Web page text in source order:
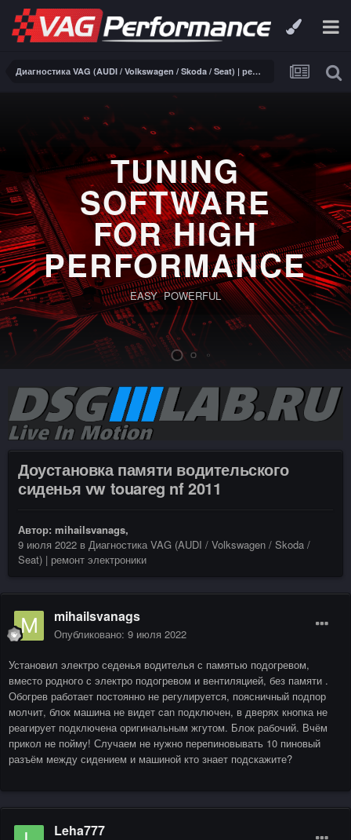
Диагностика VAG (AUDI / Volkswagen / Skoda / Seat) | ремонт электроники
TUNING
SOFTWARE
FOR HIGH
PERFORMANCE
EASY POWERFUL
Доустановка памяти водительского
сиденья vw touareg nf 2011
Автор: mihailsvanags,
9 июля 2022 в Диагностика VAG (AUDI / Volkswagen / Skoda /
Seat) | ремонт электроники
mihailsvanags
Опубликовано: 9 июля 2022
Установил электро седенья водителья с памятью подогревом,
вместо родного с электро подогревом и вентиляцией, без памяти .
Обогрев работает постоянно не регулируется, поясничный подпор
молчит, блок машина не видет can подключен, в дверях кнопка не
реагирует подключена оригинальным жгутом. Блок рабочий. Вчём
прикол не пойму! Случаем не нужно перепиновывать 10 пиновый
разъём между сидением и машиной кто знает подскажите?
Leha777